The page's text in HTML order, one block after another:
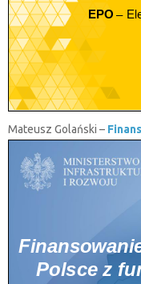
Mateusz Golański –